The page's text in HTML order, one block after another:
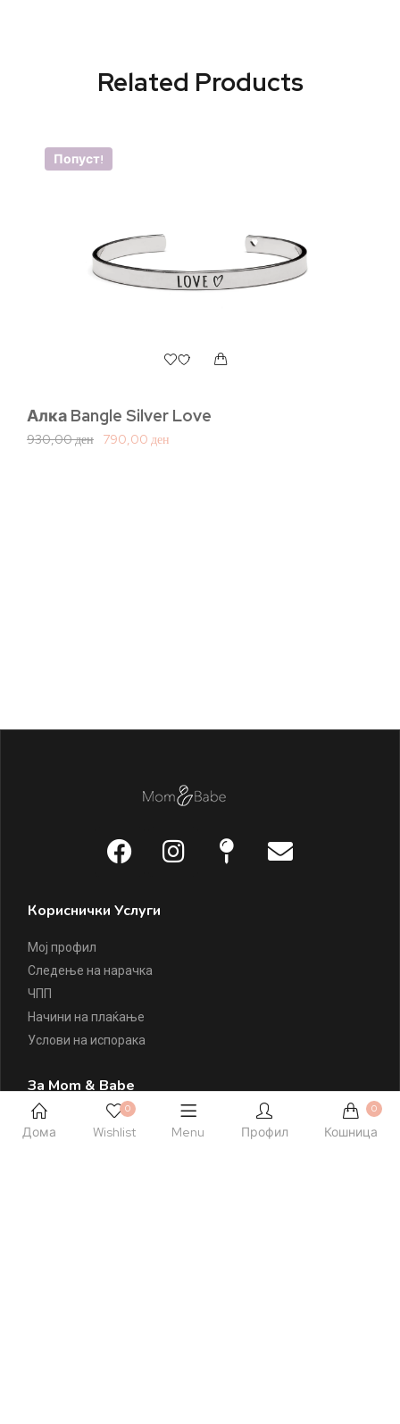
Related Products
Попуст!
Алка Bangle Silver Love
930,00ден 790,00 ден
Кориснички Услуги
Мој профил
Следење на нарачка
ЧПП
Начини на плаќање
Услови на испорака
За Mom & Babe
За Mom & Babe
Дома
0
Wishlist Menu Профил
0
Кошница